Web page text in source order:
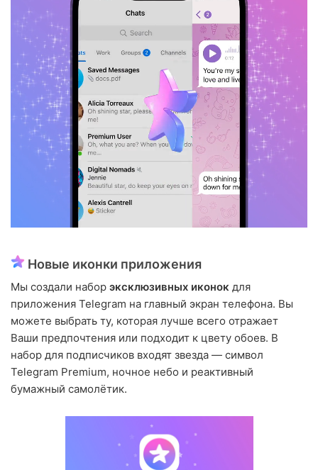
Новые иконки приложения
Мы создали набор эксклюзивных иконок для
приложения Telegram на главный экран телефона. Вы
можете выбрать ту, которая лучше всего отражает
Ваши предпочтения или подходит к цвету обоев. В
набор для подписчиков входят звезда — символ
Telegram Premium, ночное небо и реактивный
бумажный самолётик.